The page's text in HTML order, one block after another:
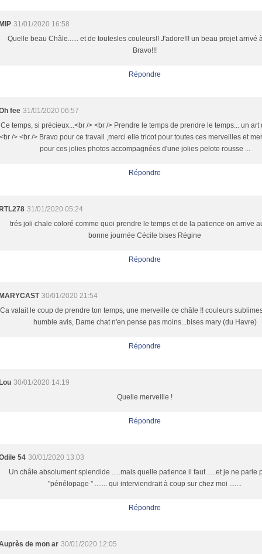
31/01/2020 16:58
Quelle beau Châle...... et de toutesles couleurs!! J'adore!!! un beau projet arrivé
Bravo!!!
Répondre
fee 31/01/2020 06:57
Ce temps, si précieux...<br /> <br /> Prendre le temps de prendre le temps... un art
<br /> <br /> Bravo pour ce travail ,merci elle tricot pour toutes ces merveilles et
pour ces jolies photos accompagnées d'une jolies pelote rousse ...
Répondre
31/01/2020 05:24
trés joli chale coloré comme quoi prendre le temps et de la patience on arrive
bonne journée Cécile bises Régine
Répondre
30/01/2020 21:54
Ca valait le coup de prendre ton temps, une merveille ce châle !! couleurs
humble avis, Dame chat n'en pense pas moins...bises mary (du Havre)
Répondre
30/01/2020 14:19
Quelle merveille !
Répondre
54 30/01/2020 13:03
Un châle absolument splendide .....mais quelle patience il faut .....et je ne parle
"pénélopage " ....... qui interviendrait à coup sur chez moi .......
Répondre
de mon ar 30/01/2020 12:05